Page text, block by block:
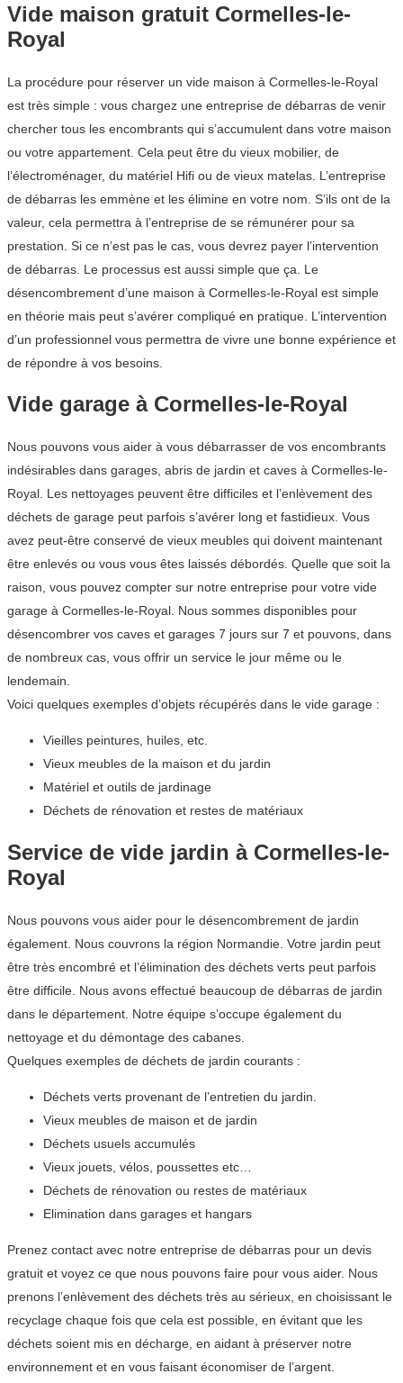
Vide maison gratuit Cormelles-le-
Royal
La procédure pour réserver un vide maison à Cormelles-le-Royal
est très simple : vous chargez une entreprise de débarras de venir
chercher tous les encombrants qui s’accumulent dans votre maison
ou votre appartement. Cela peut être du vieux mobilier, de
l’électroménager, du matériel Hifi ou de vieux matelas. L’entreprise
de débarras les emmène et les élimine en votre nom. S’ils ont de la
valeur, cela permettra à l’entreprise de se rémunérer pour sa
prestation. Si ce n’est pas le cas, vous devrez payer l’intervention
de débarras. Le processus est aussi simple que ça. Le
désencombrement d’une maison à Cormelles-le-Royal est simple
en théorie mais peut s’avérer compliqué en pratique. L’intervention
d’un professionnel vous permettra de vivre une bonne expérience et
de répondre à vos besoins.
Vide garage à Cormelles-le-Royal
Nous pouvons vous aider à vous débarrasser de vos encombrants
indésirables dans garages, abris de jardin et caves à Cormelles-le-
Royal. Les nettoyages peuvent être difficiles et l’enlèvement des
déchets de garage peut parfois s’avérer long et fastidieux. Vous
avez peut-être conservé de vieux meubles qui doivent maintenant
être enlevés ou vous vous êtes laissés débordés. Quelle que soit la
raison, vous pouvez compter sur notre entreprise pour votre vide
garage à Cormelles-le-Royal. Nous sommes disponibles pour
désencombrer vos caves et garages 7 jours sur 7 et pouvons, dans
de nombreux cas, vous offrir un service le jour même ou le
lendemain.
Voici quelques exemples d’objets récupérés dans le vide garage :
Vieilles peintures, huiles, etc.
Vieux meubles de la maison et du jardin
Matériel et outils de jardinage
Déchets de rénovation et restes de matériaux
Service de vide jardin à Cormelles-le-
Royal
Nous pouvons vous aider pour le désencombrement de jardin
également. Nous couvrons la région Normandie. Votre jardin peut
être très encombré et l’élimination des déchets verts peut parfois
être difficile. Nous avons effectué beaucoup de débarras de jardin
dans le département. Notre équipe s’occupe également du
nettoyage et du démontage des cabanes.
Quelques exemples de déchets de jardin courants :
Déchets verts provenant de l’entretien du jardin.
Vieux meubles de maison et de jardin
Déchets usuels accumulés
Vieux jouets, vélos, poussettes etc…
Déchets de rénovation ou restes de matériaux
Elimination dans garages et hangars
Prenez contact avec notre entreprise de débarras pour un devis
gratuit et voyez ce que nous pouvons faire pour vous aider. Nous
prenons l’enlèvement des déchets très au sérieux, en choisissant le
recyclage chaque fois que cela est possible, en évitant que les
déchets soient mis en décharge, en aidant à préserver notre
environnement et en vous faisant économiser de l’argent.